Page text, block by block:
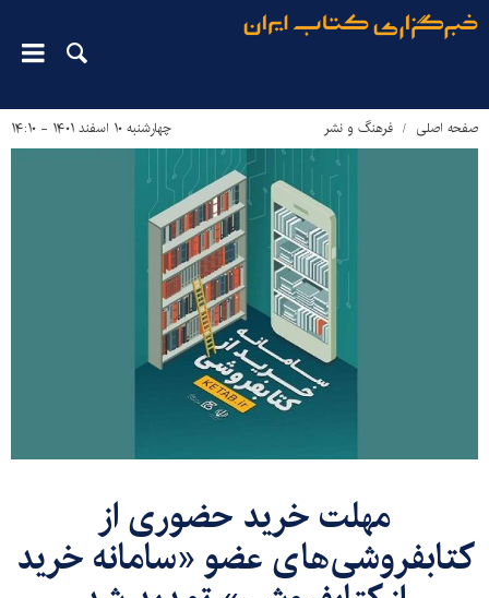
صفحه اصلی فرهنگ و نشر چهارشنبه ۱۰ اسفند ۱۴۰۱ - ۱۴:۱۰
مهلت خرید حضوری از
کتابفروشی‌های عضو «سامانه خرید